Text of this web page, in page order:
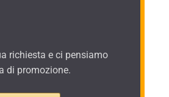
richiesta e ci pensiamo
di promozione.